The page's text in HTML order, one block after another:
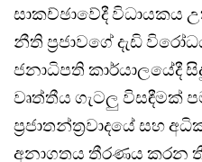
සාකච්ඡාවේදී විධායකය
නීති ප්‍රජාවගේ දැඩි
ජනාධිපති කාර්යාලයේදී
වෘත්තීය ගැටලු විසඳීමක්
ප්‍රජාතන්ත්‍රවාදයේ සහ
අනාගතය තීරණය කරන